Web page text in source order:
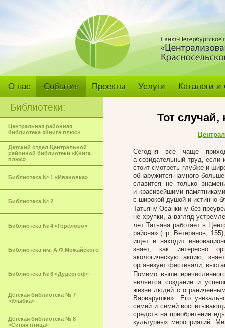
О нас События Проекты Услуги Каталоги
Библиотеки:
Центральная районная
библиотека «Книга плюс»
Детский отдел Центральной
районной библиотеки «Книга
плюс»
Библиотека № 1 «Ивановка»
Библиотека № 2
Библиотека № 4 «Горелово»
Библиотека им. А.Ф.Можайского
Библиотека № 6 «Дудергоф»
Детская библиотека № 7
«Улыбка»
Детская библиотека № 8
«Синяя птица»
Тот случай,
Сегодня все чаще
а созидательный труд, если
стоит смотреть глубже и
обнаружится намного
славится не только
и красивейшими
с широкой душой и истинно
Татьяну Осанкину без
не хрупки, а взгляд
лет Татьяна работает в
района» (пр. Ветеранов,
ищет и находит
знает, как интересно
экологическую акцию,
организует фестивали,
Помимо
является создание и
жизни людей с
Варварушки». Его
семей и семей
средств на приобретение
культурных мероприятий.